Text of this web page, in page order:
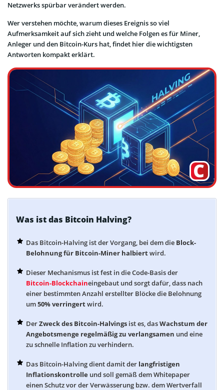
Netzwerks spürbar verändert werden.
Wer verstehen möchte, warum dieses Ereignis so viel
Aufmerksamkeit auf sich zieht und welche Folgen es für Miner,
Anleger und den Bitcoin-Kurs hat, findet hier die wichtigsten
Antworten kompakt erklärt.
Was ist das Bitcoin Halving?
Das Bitcoin-Halving ist der Vorgang, bei dem die Block-
Belohnung für Bitcoin-Miner halbiertwird.
Dieser Mechanismus ist fest in die Code-Basis der
Bitcoin-Blockchaineingebaut und sorgt dafür, dass nach
einer bestimmten Anzahl erstellter Blöcke die Belohnung
um50% verringertwird.
DerZweck des Bitcoin-Halvings ist es, dasWachstum der
Angebotsmenge regelmäßig zu verlangsamen und eine
zu schnelle Inflation zu verhindern.
Das Bitcoin-Halving dient damit der langfristigen
Inflationskontrolle und soll gemäß dem Whitepaper
einen Schutz vor der Verwässerung bzw. dem Wertverfall